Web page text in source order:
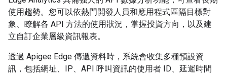
使用趨勢。您可以依熱門開發人員和應用程式區隔目標對
象、瞭解各 API 方法的使用狀況，掌握投資方向，以及建
立自訂企業層級資訊報表。
透過 Apigee Edge 傳遞資料時，系統會收集多種預設資
訊，包括網址、IP、API 呼叫資訊的使用者 ID、延遲時間